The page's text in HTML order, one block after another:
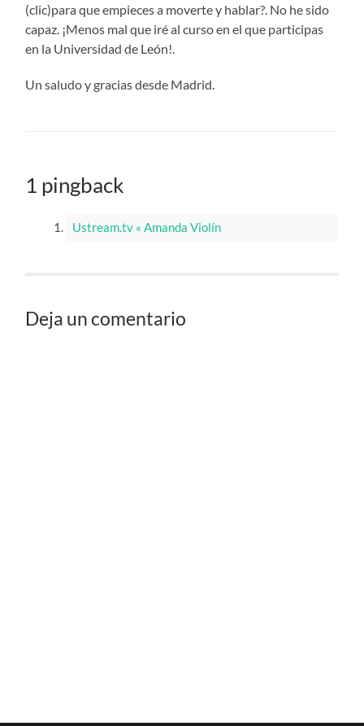
(clic)para que empieces a moverte y hablar?. No he sido
capaz. ¡Menos mal que iré al curso en el que participas
en la Universidad de León!.
Un saludo y gracias desde Madrid.
1 pingback
Ustream.tv « Amanda Violín
Deja un comentario